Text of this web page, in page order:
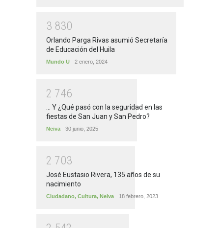
3 830
Orlando Parga Rivas asumió Secretaría
de Educación del Huila
Mundo U 2 enero, 2024
2 746
... Y ¿Qué pasó con la seguridad en las
fiestas de San Juan y San Pedro?
Neiva 30 junio, 2025
2 703
José Eustasio Rivera, 135 años de su
nacimiento
Ciudadano, Cultura, Neiva 18 febrero, 2023